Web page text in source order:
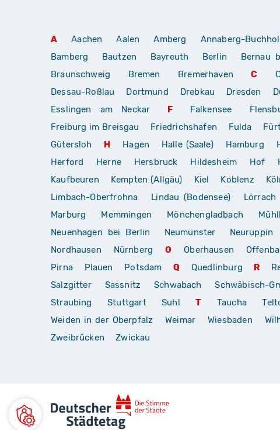
A Aachen Aalen Amberg Annaberg-
Bamberg
Bautzen Bayreuth Berlin Bernau
Braunschweig
Bremen Bremerhaven C
Dessau-Roßlau
Dortmund Drebkau Dresden
Esslingen am Neckar
F Falkensee
Freiburg im Breisgau
Friedrichshafen Fulda
Gütersloh
H Hagen Halle (Saale) Hamburg
Herford
Herne Hersbruck Hildesheim Hof
Kaufbeuren
Kempten (Allgäu) Kiel Koblenz
Limbach-Oberfrohna
Lindau (Bodensee) Lörrach
Marburg
Memmingen Mönchengladbach
Neuenhagen bei Berlin
Neumünster Neuruppin
Nordhausen
Nürnberg O Oberhausen
Pirna
Plauen Potsdam Q Quedlinburg R
Salzgitter
Sassnitz Schwabach Schwäbisch-
Straubing
Stuttgart Suhl T Taucha
Weiden in der Oberpfalz
Weimar Wiesbaden
Zweibrücken
Zwickau